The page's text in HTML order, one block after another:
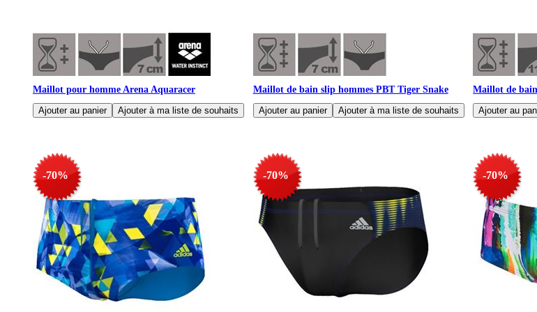
Maillot pour homme Arena Aquaracer Maillot de bain slip hommes PBT Tiger Snake Maillot de
-70% -70% -70%